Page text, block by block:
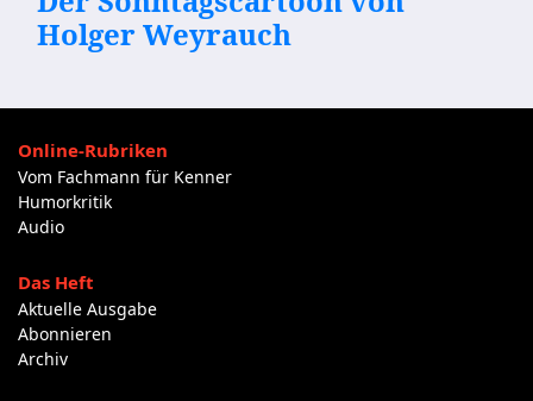
Holger Weyrauch
Online-Rubriken
Vom Fachmann für Kenner
Humorkritik
Audio
Das Heft
Aktuelle Ausgabe
Abonnieren
Archiv